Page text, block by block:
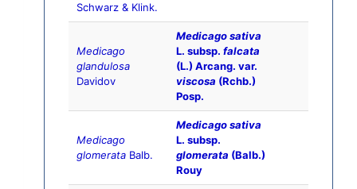
Schwarz & Klink.
Medicago
glandulosa
Davidov
Medicago sativa
L. subsp. falcata
(L.) Arcang. var.
viscosa (Rchb.)
Posp.
Medicago
glomerata Balb.
Medicago sativa
L. subsp.
glomerata (Balb.)
Rouy